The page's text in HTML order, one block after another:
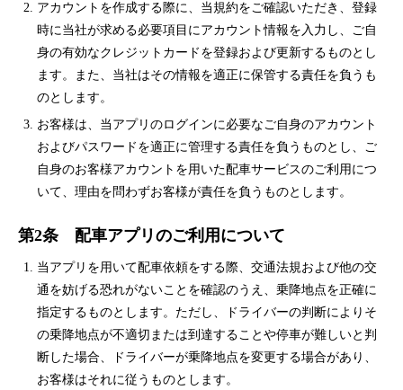
アカウントを作成する際に、当規約をご確認いただき、登録
時に当社が求める必要項目にアカウント情報を入力し、ご自
身の有効なクレジットカードを登録および更新するものとし
ます。また、当社はその情報を適正に保管する責任を負うも
のとします。
お客様は、当アプリのログインに必要なご自身のアカウント
およびパスワードを適正に管理する責任を負うものとし、ご
自身のお客様アカウントを用いた配車サービスのご利用につ
いて、理由を問わずお客様が責任を負うものとします。
第2条 配車アプリのご利用について
当アプリを用いて配車依頼をする際、交通法規および他の交
通を妨げる恐れがないことを確認のうえ、乗降地点を正確に
指定するものとします。ただし、ドライバーの判断によりそ
の乗降地点が不適切または到達することや停車が難しいと判
断した場合、ドライバーが乗降地点を変更する場合があり、
お客様はそれに従うものとします。